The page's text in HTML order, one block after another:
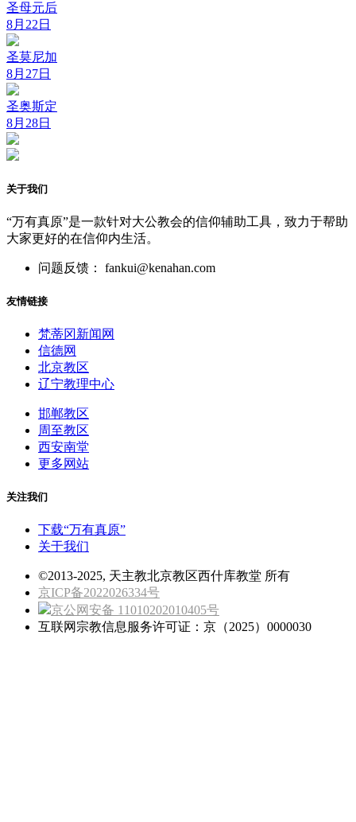
圣母元后
8月22日
圣莫尼加
8月27日
圣奥斯定
8月28日
关于我们
“万有真原”是一款针对大公教会的信仰辅助工具，致力于帮助
大家更好的在信仰内生活。
问题反馈： fankui@kenahan.com
友情链接
梵蒂冈新闻网
信德网
北京教区
辽宁教理中心
邯郸教区
周至教区
西安南堂
更多网站
关注我们
下载“万有真原”
关于我们
©2013-2025, 天主教北京教区西什库教堂 所有
京ICP备2022026334号
京公网安备 11010202010405号
互联网宗教信息服务许可证：京（2025）0000030